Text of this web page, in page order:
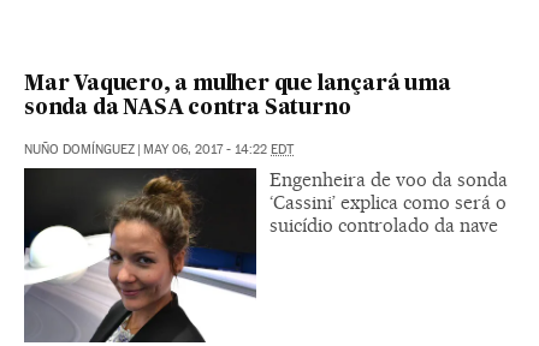
Mar Vaquero, a mulher que lançará uma
sonda da NASA contra Saturno
NUÑO DOMÍNGUEZ MAY 06, 2017 - 14:22 EDT
Engenheira de voo da sonda
‘Cassini’ explica como será o
suicídio controlado da nave